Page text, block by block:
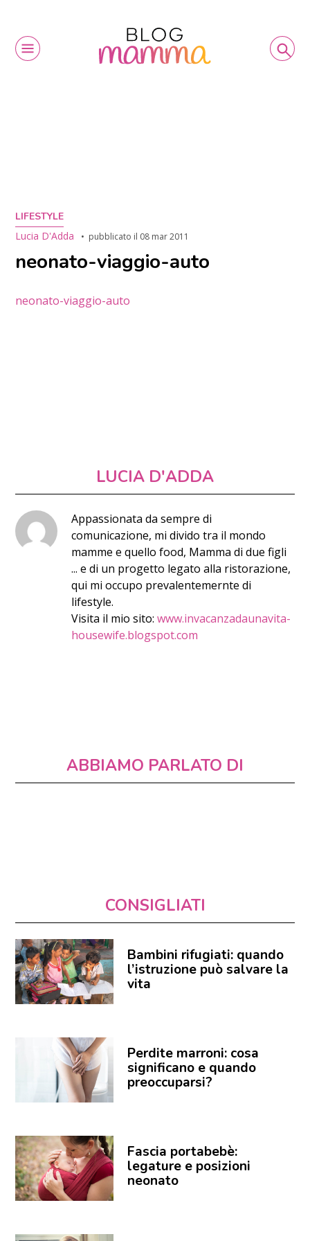
LIFESTYLE
Lucia D'Adda
pubblicato il 08 mar 2011
neonato-viaggio-auto
neonato-viaggio-auto
LUCIA D'ADDA
Appassionata da sempre di
comunicazione, mi divido tra il mondo
mamme e quello food, Mamma di due figli
... e di un progetto legato alla ristorazione,
qui mi occupo prevalentemernte di
lifestyle.
Visita il mio sito:www.invacanzadaunavita-
housewife.blogspot.com
ABBIAMO PARLATO DI
CONSIGLIATI
Bambini rifugiati: quando
l’istruzione può salvare la
vita
Perdite marroni: cosa
significano e quando
preoccuparsi?
Fascia portabebè:
legature e posizioni
neonato